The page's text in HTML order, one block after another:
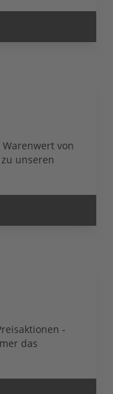
von
unseren
-
das